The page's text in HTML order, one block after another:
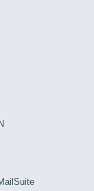
」の「アプリケー
を追加する」を
ンを追加する」を